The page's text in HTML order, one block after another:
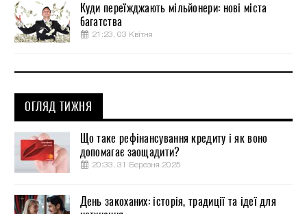
Куди переїжджають мільйонери: нові міста
багатства
21:23, 03 Квітня
ОГЛЯД ТИЖНЯ
Що таке рефінансування кредиту і як воно
допомагає заощадити?
20:33, 31 Березня 2025
День закоханих: історія, традиції та ідеї для